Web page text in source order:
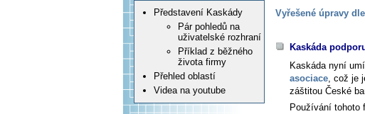
Představení Kaskády
Pár pohledů na
uživatelské rozhraní
Příklad z běžného
života firmy
Přehled oblastí
Videa na youtube
Vyřešené úpravy
Kaskáda
Kaskáda nyní umí
asociace, což je
záštitou České
Používání tohoto